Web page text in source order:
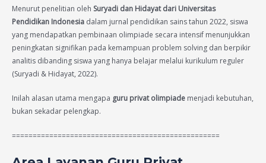
Menurut penelitian oleh Suryadi dan Hidayat dari Universitas
Pendidikan Indonesia dalam jurnal pendidikan sains tahun 2022, siswa
yang mendapatkan pembinaan olimpiade secara intensif menunjukkan
peningkatan signifikan pada kemampuan problem solving dan berpikir
analitis dibanding siswa yang hanya belajar melalui kurikulum reguler
(Suryadi & Hidayat, 2022).
Inilah alasan utama mengapa guru privat olimpiade menjadi kebutuhan,
bukan sekadar pelengkap.
==================================================